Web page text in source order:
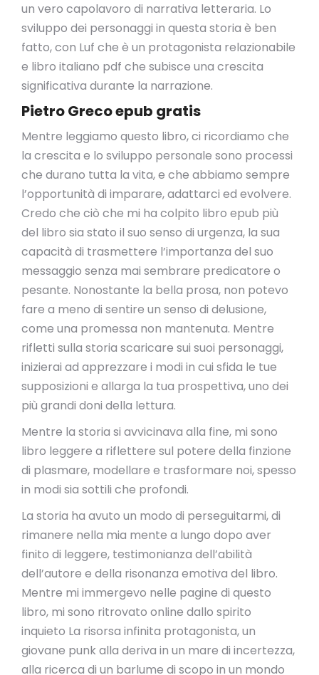
un vero capolavoro di narrativa letteraria. Lo
sviluppo dei personaggi in questa storia è ben
fatto, con Luf che è un protagonista relazionabile
e libro italiano pdf che subisce una crescita
significativa durante la narrazione.
Pietro Greco epub gratis
Mentre leggiamo questo libro, ci ricordiamo che
la crescita e lo sviluppo personale sono processi
che durano tutta la vita, e che abbiamo sempre
l’opportunità di imparare, adattarci ed evolvere.
Credo che ciò che mi ha colpito libro epub più
del libro sia stato il suo senso di urgenza, la sua
capacità di trasmettere l’importanza del suo
messaggio senza mai sembrare predicatore o
pesante. Nonostante la bella prosa, non potevo
fare a meno di sentire un senso di delusione,
come una promessa non mantenuta. Mentre
rifletti sulla storia scaricare sui suoi personaggi,
inizierai ad apprezzare i modi in cui sfida le tue
supposizioni e allarga la tua prospettiva, uno dei
più grandi doni della lettura.
Mentre la storia si avvicinava alla fine, mi sono
libro leggere a riflettere sul potere della finzione
di plasmare, modellare e trasformare noi, spesso
in modi sia sottili che profondi.
La storia ha avuto un modo di perseguitarmi, di
rimanere nella mia mente a lungo dopo aver
finito di leggere, testimonianza dell’abilità
dell’autore e della risonanza emotiva del libro.
Mentre mi immergevo nelle pagine di questo
libro, mi sono ritrovato online dallo spirito
inquieto La risorsa infinita protagonista, un
giovane punk alla deriva in un mare di incertezza,
alla ricerca di un barlume di scopo in un mondo